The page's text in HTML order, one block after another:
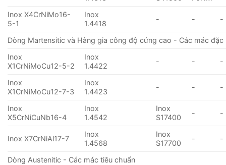
Inox X4CrNiMo16-
5-1
Inox
1.4418
- - -
Dòng Martensitic và Hàng gia công độ cứng cao - Các mác đặc
Inox
X1CrNiMoCu12-5-2
Inox
1.4422
- - -
Inox
X1CrNiMoCu12-7-3
Inox
1.4423
- - -
Inox
X5CrNiCuNb16-4
Inox
1.4542
Inox
S17400
- -
Inox X7CrNiAl17-7
Inox
1.4568
Inox
S17700
- -
Dòng Austenitic - Các mác tiêu chuẩn